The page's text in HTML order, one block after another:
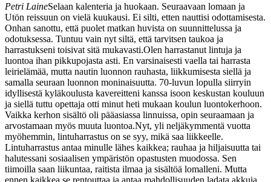
Petri LaineSelaan kalenteria ja huokaan. Seuraavaan lomaan ja
Utön reissuun on vielä kuukausi. Ei silti, etten nauttisi odottamisesta.
Onhan sanottu, että puolet matkan huvista on suunnittelussa ja
odotuksessa. Tuntuu vain nyt siltä, että tarvitsen taukoa ja
harrastukseni toisivat sitä mukavasti.Olen harrastanut lintuja ja
luontoa ihan pikkupojasta asti. En varsinaisesti vaella tai harrasta
leirielämää, mutta nautin luonnon rauhasta, liikkumisesta siellä ja
samalla seuraan luonnon moninaisuutta. 70-luvun lopulla siirryin
idyllisestä kyläkoulusta kavereitteni kanssa isoon keskustan kouluun
ja siellä tuttu opettaja otti minut heti mukaan koulun luontokerhoon.
Vaikka kerhon sisältö oli pääasiassa linnuissa, opin seuraamaan ja
arvostamaan myös muuta luontoa.Nyt, yli neljäkymmentä vuotta
myöhemmin, lintuharrastus on se syy, mikä saa liikkeelle.
Lintuharrastus antaa minulle lähes kaikkea; rauhaa ja hiljaisuutta tai
halutessani sosiaalisen ympäristön opastusten muodossa. Sen
tiimoilla saan liikuntaa, raitista ilmaa ja sisältöä lomalleni. Mutta
ennen kaikkea se rentouttaa ja antaa mahdollisuuden ladata akkuja.